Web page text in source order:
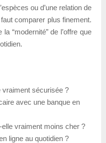
ou d’une relation de
comparer plus finement.
“modernité” de l’offre que
vraiment sécurisée ?
avec une banque en
vraiment moins cher ?
ligne au quotidien ?